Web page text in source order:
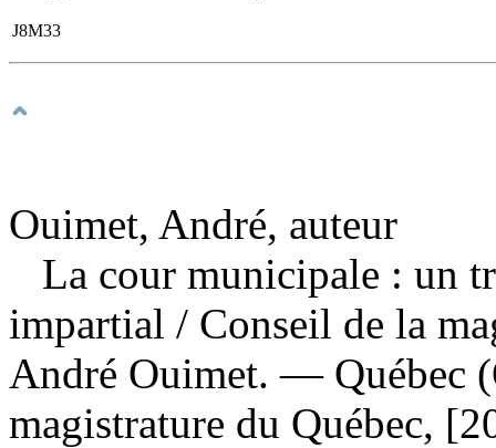
J8M33
Ouimet, André, auteur
La cour municipale : un
impartial / Conseil de la
André Ouimet. — Québec
magistrature du Québec,